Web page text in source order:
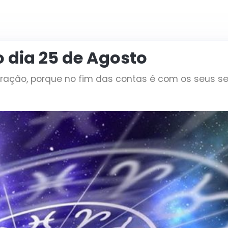
dia 25 de Agosto
porque no fim das contas é com os seus